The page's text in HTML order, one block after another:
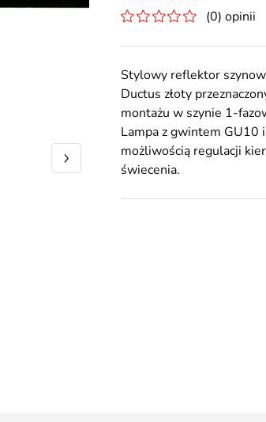
(0) opinii
Stylowy reflektor
Ductus złoty
montażu w szynie 1-
Lampa z gwintem GU10 i
możliwością regulacji
świecenia.